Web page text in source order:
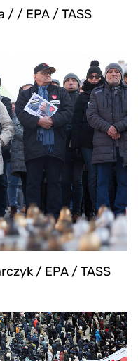
/ / EPA / TASS
/ EPA / TASS